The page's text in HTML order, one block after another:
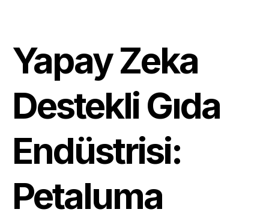
Yapay Zeka
Destekli Gıda
Endüstrisi:
Petaluma